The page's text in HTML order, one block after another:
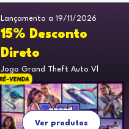
Lançamento a 19/11/2026
15% Desconto
Direto
Jogo Grand Theft Auto Vl
Ver produtos